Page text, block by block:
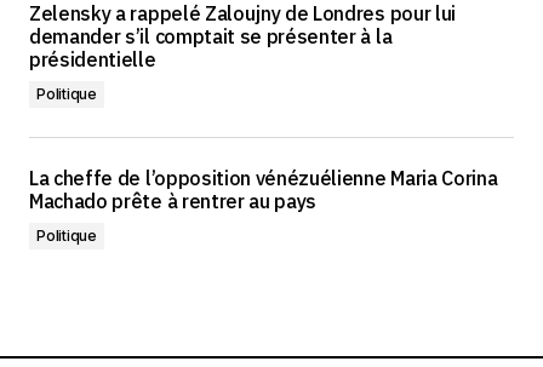
Zelensky a rappelé Zaloujny de Londres pour lui
demander s’il comptait se présenter à la
présidentielle
Politique
La cheffe de l’opposition vénézuélienne Maria Corina
Machado prête à rentrer au pays
Politique